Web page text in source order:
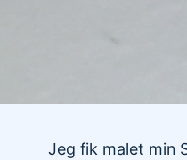
Jeg fik malet min